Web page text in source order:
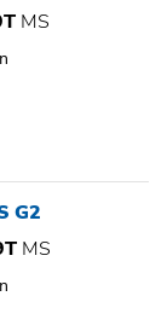
MS
G2
MS